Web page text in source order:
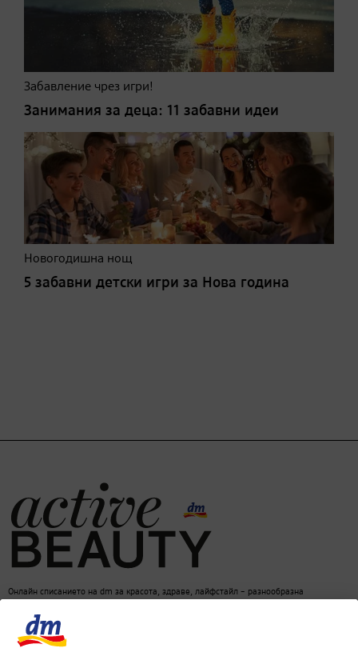
Забавление чрез игри!
Занимания за деца: 11 забавни идеи
Новогодишна нощ
5 забавни детски игри за Нова година
Онлайн списанието на dm за красота, здраве, лайфстайл – разнообразна